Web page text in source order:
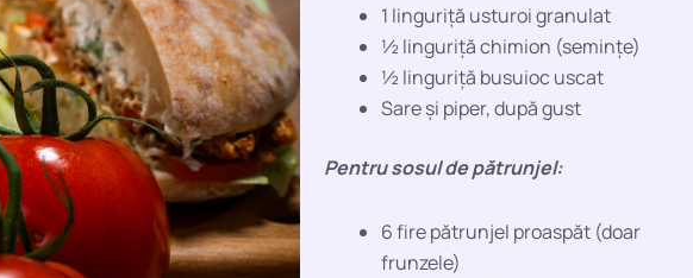
1 linguriță usturoi granulat
½ linguriță chimion (semințe)
½ linguriță busuioc uscat
Sare și piper, după gust
Pentru sosul de pătrunjel:
6 fire pătrunjel proaspăt (doar
frunzele)